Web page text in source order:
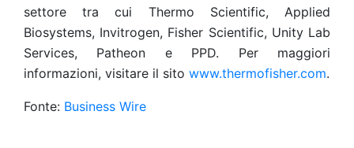
settore tra cui Thermo Scientific, Applied
Biosystems, Invitrogen, Fisher Scientific, Unity Lab
Services, Patheon e PPD. Per maggiori
informazioni, visitare il sito www.thermofisher.com.
Fonte: Business Wire